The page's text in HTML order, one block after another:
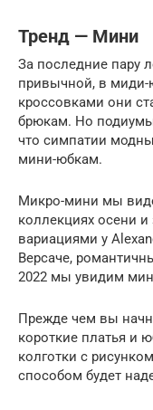
Тренд — Мини
За последние пару
привычной, в миди-
кроссовками они
брюкам. Но
что симпатии
мини-юбкам.
Микро-мини мы
коллекциях осени
вариациями у
Версаче,
2022 мы увидим
Прежде чем вы
короткие платья и
колготки с
способом будет